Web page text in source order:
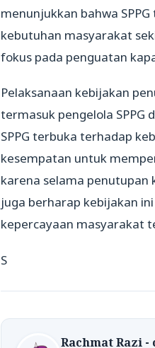
menunjukkan bahwa
kebutuhan masyarakat
fokus pada penguatan
Pelaksanaan kebijakan
termasuk pengelola SPPG
SPPG terbuka terhadap
kesempatan untuk
karena selama penutupan
juga berharap kebijakan
kepercayaan masyarakat
S
Rachmat Razi